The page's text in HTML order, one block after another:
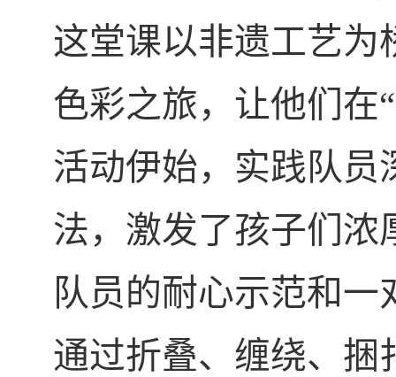
这堂课以非遗工艺为
色彩之旅，让他们在
活动伊始，实践队员
法，激发了孩子们浓
队员的耐心示范和
通过折叠、缠绕、捆